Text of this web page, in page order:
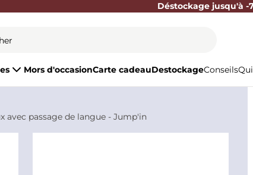
Déstockage jusqu'à -
Mors d'occasionCarte cadeauDestockageConseils
avec passage de langue - Jump'in